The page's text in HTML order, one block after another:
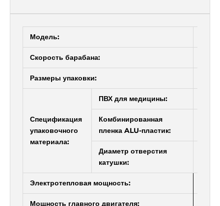
Модель:
Скорость барабана:
Размеры упаковки:
Спецификация
упаковочного
материала:
ПВХ для медицины:
Комбинированная
пленка ALU-пластик:
Диаметр отверстия
катушки:
Электротепловая мощность:
Мощность главного двигателя: